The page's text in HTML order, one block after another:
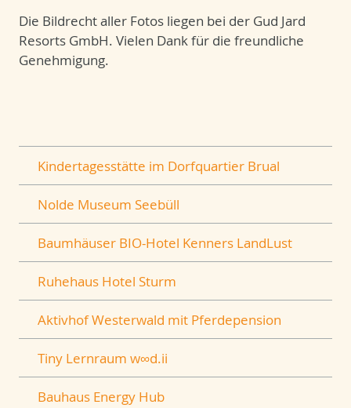
Die Bildrecht aller Fotos liegen bei der Gud Jard
Resorts GmbH. Vielen Dank für die freundliche
Genehmigung.
Kindertagesstätte im Dorfquartier Brual
Nolde Museum Seebüll
Baumhäuser BIO-Hotel Kenners LandLust
Ruhehaus Hotel Sturm
Aktivhof Westerwald mit Pferdepension
Tiny Lernraum w∞d.ii
Bauhaus Energy Hub